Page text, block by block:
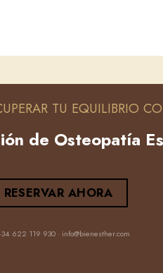
TU EQUILIBRIO
de Osteopatía
RESERVAR AHORA
622 119 930 · info@bienesther.com